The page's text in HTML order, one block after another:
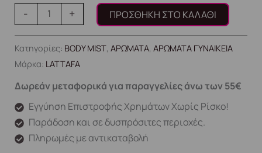
- + ΠΡΟΣΘΉΚΗ ΣΤΟ ΚΑΛΆΘΙ
Κατηγορίες: BODY MIST, ΑΡΩΜΑΤΑ, ΑΡΩΜΑΤΑ ΓΥΝΑΙΚΕΙΑ
Μάρκα: LATTAFA
Δωρεάν μεταφορικά για παραγγελίες άνω των 55€
Εγγύηση Επιστροφής Χρημάτων Χωρίς Ρίσκο!
Παράδοση και σε δυσπρόσιτες περιοχές.
Πληρωμές με αντικαταβολή